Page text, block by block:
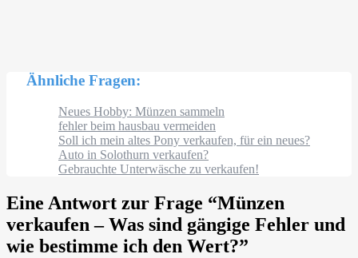
Ähnliche Fragen:
Neues Hobby: Münzen sammeln
fehler beim hausbau vermeiden
Soll ich mein altes Pony verkaufen, für ein neues?
Auto in Solothurn verkaufen?
Gebrauchte Unterwäsche zu verkaufen!
Eine Antwort zur Frage “Münzen
verkaufen – Was sind gängige Fehler und
wie bestimme ich den Wert?”